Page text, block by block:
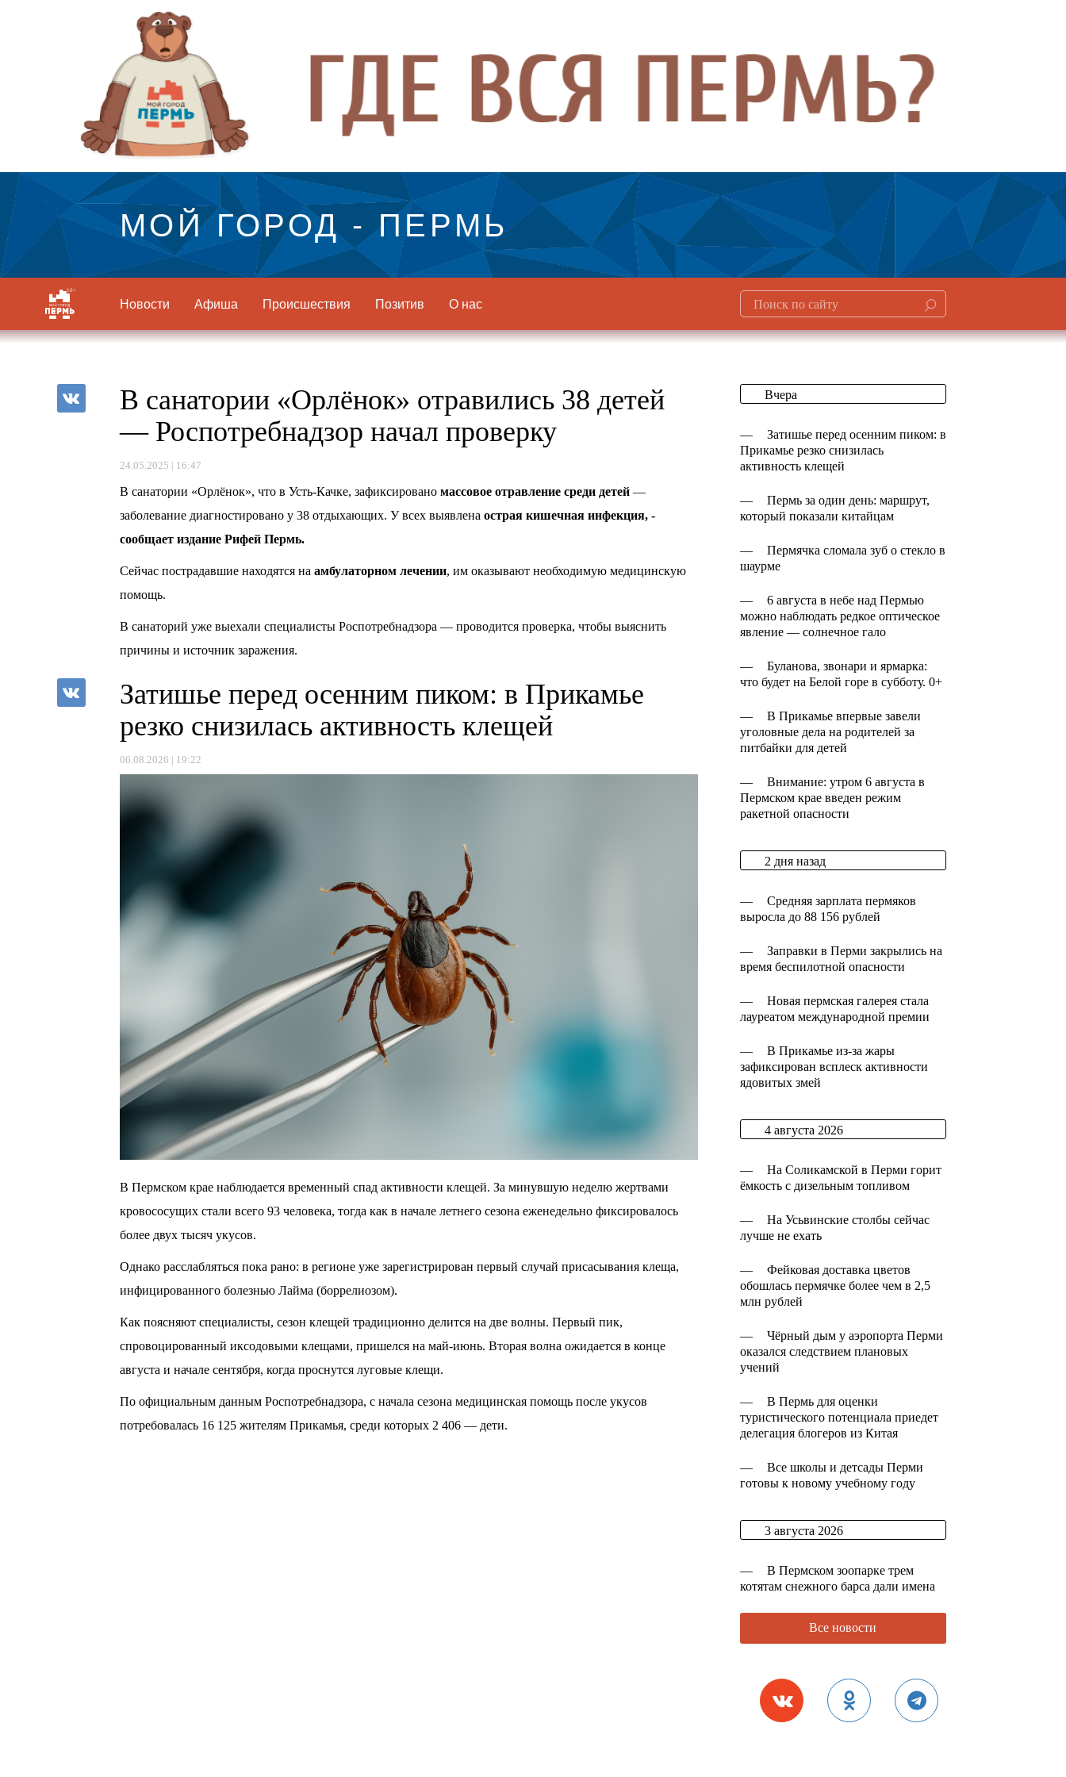
МОЙ ГОРОД - ПЕРМЬ
Новости Афиша Происшествия Позитив О нас
В санатории «Орлёнок» отравились 38 детей
— Роспотребнадзор начал проверку
24.05.2025 | 16:47
В санатории «Орлёнок», что в Усть-Качке, зафиксировано массовое отравление среди детей —
заболевание диагностировано у 38 отдыхающих. У всех выявлена острая кишечная инфекция, -
сообщает издание Рифей Пермь.
Сейчас пострадавшие находятся на амбулаторном лечении, им оказывают необходимую медицинскую
помощь.
В санаторий уже выехали специалисты Роспотребнадзора — проводится проверка, чтобы выяснить
причины и источник заражения.
Затишье перед осенним пиком: в Прикамье
резко снизилась активность клещей
06.08.2026 | 19:22
В Пермском крае наблюдается временный спад активности клещей. За минувшую неделю жертвами
кровососущих стали всего 93 человека, тогда как в начале летнего сезона еженедельно фиксировалось
более двух тысяч укусов.
Однако расслабляться пока рано: в регионе уже зарегистрирован первый случай присасывания клеща,
инфицированного болезнью Лайма (боррелиозом).
Как поясняют специалисты, сезон клещей традиционно делится на две волны. Первый пик,
спровоцированный иксодовыми клещами, пришелся на май-июнь. Вторая волна ожидается в конце
августа и начале сентября, когда проснутся луговые клещи.
По официальным данным Роспотребнадзора, с начала сезона медицинская помощь после укусов
потребовалась 16 125 жителям Прикамья, среди которых 2 406 — дети.
Вчера
—
Затишье перед осенним пиком: в
Прикамье резко снизилась
активность клещей
—
Пермь за один день: маршрут,
который показали китайцам
—
Пермячка сломала зуб о стекло в
шаурме
—
6 августа в небе над Пермью
можно наблюдать редкое оптическое
явление — солнечное гало
—
Буланова, звонари и ярмарка:
что будет на Белой горе в субботу. 0+
—
В Прикамье впервые завели
уголовные дела на родителей за
питбайки для детей
—
Внимание: утром 6 августа в
Пермском крае введен режим
ракетной опасности
2 дня назад
—
Средняя зарплата пермяков
выросла до 88 156 рублей
—
Заправки в Перми закрылись на
время беспилотной опасности
—
Новая пермская галерея стала
лауреатом международной премии
—
В Прикамье из-за жары
зафиксирован всплеск активности
ядовитых змей
4 августа 2026
—
На Соликамской в Перми горит
ёмкость с дизельным топливом
—
На Усьвинские столбы сейчас
лучше не ехать
—
Фейковая доставка цветов
обошлась пермячке более чем в 2,5
млн рублей
—
Чёрный дым у аэропорта Перми
оказался следствием плановых
учений
—
В Пермь для оценки
туристического потенциала приедет
делегация блогеров из Китая
—
Все школы и детсады Перми
готовы к новому учебному году
3 августа 2026
—
В Пермском зоопарке трем
котятам снежного барса дали имена
Все новости